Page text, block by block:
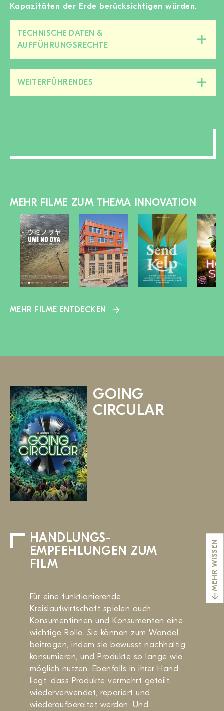
Kapazitäten der Erde berücksichtigen würden.
TECHNISCHE DATEN &
AUFFÜHRUNGSRECHTE
WEITERFÜHRENDES
Bereich
MEHR FILME ZUM THEMA INNOVATION
MEHR FILME ENTDECKEN
GOING
CIRCULAR
HANDLUNGS­
EMPFEHLUNGEN ZUM
FILM
Für eine funktionierende
Kreislaufwirtschaft spielen auch
Konsumentinnen und Konsumenten eine
wichtige Rolle. Sie können zum Wandel
beitragen, indem sie bewusst nachhaltig
konsumieren, und Produkte so lange wie
möglich nutzen. Ebenfalls in ihrer Hand
liegt, dass Produkte vermehrt geteilt,
wiederverwendet, repariert und
wiederaufbereitet werden. Und
MEHR WISSEN